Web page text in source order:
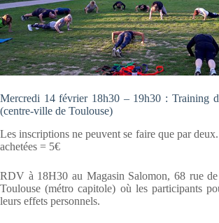
Mercredi 14 février 18h30 – 19h30 : Training
(centre-ville de Toulouse)
Les inscriptions ne peuvent se faire que par
achetées = 5€
RDV à 18H30 au Magasin Salomon, 68 rue
Toulouse (métro capitole) où les participants
leurs effets personnels.